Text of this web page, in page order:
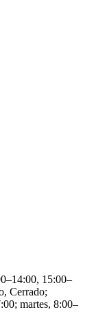
15:00–
Cerrado;
martes, 8:00–